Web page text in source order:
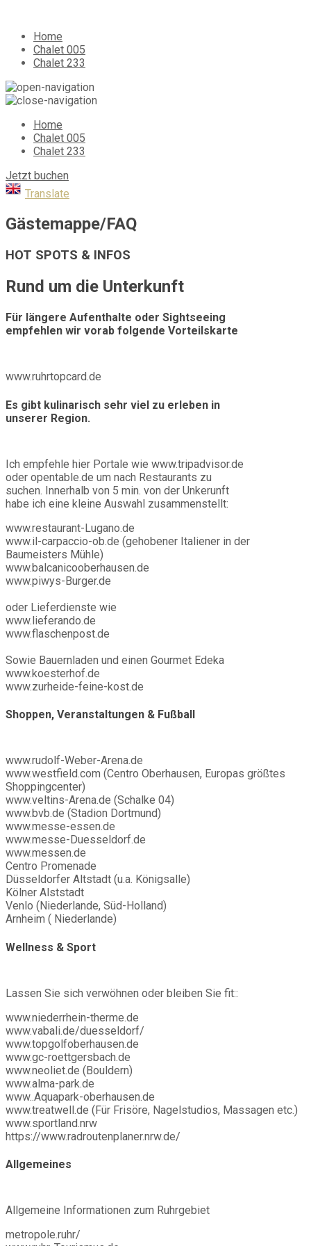
Home
Chalet 005
Chalet 233
Home
Chalet 005
Chalet 233
Jetzt buchen
Translate
Gästemappe/FAQ
HOT SPOTS & INFOS
Rund um die Unterkunft
Für längere Aufenthalte oder Sightseeing
empfehlen wir vorab folgende Vorteilskarte
www.ruhrtopcard.de
Es gibt kulinarisch sehr viel zu erleben in
unserer Region.
Ich empfehle hier Portale wie www.tripadvisor.de
oder opentable.de um nach Restaurants zu
suchen. Innerhalb von 5 min. von der Unkerunft
habe ich eine kleine Auswahl zusammenstellt:
www.restaurant-Lugano.de
www.il-carpaccio-ob.de (gehobener Italiener in der
Baumeisters Mühle)
www.balcanicooberhausen.de
www.piwys-Burger.de
oder Lieferdienste wie
www.lieferando.de
www.flaschenpost.de
Sowie Bauernladen und einen Gourmet Edeka
www.koesterhof.de
www.zurheide-feine-kost.de
Shoppen, Veranstaltungen & Fußball
www.rudolf-Weber-Arena.de
www.westfield.com (Centro Oberhausen, Europas größtes
Shoppingcenter)
www.veltins-Arena.de (Schalke 04)
www.bvb.de (Stadion Dortmund)
www.messe-essen.de
www.messe-Duesseldorf.de
www.messen.de
Centro Promenade
Düsseldorfer Altstadt (u.a. Königsalle)
Kölner Alststadt
Venlo (Niederlande, Süd-Holland)
Arnheim ( Niederlande)
Wellness & Sport
Lassen Sie sich verwöhnen oder bleiben Sie fit::
www.niederrhein-therme.de
www.vabali.de/duesseldorf/
www.topgolfoberhausen.de
www.gc-roettgersbach.de
www.neoliet.de (Bouldern)
www.alma-park.de
www..Aquapark-oberhausen.de
www.treatwell.de (Für Frisöre, Nagelstudios, Massagen etc.)
www.sportland.nrw
https://www.radroutenplaner.nrw.de/
Allgemeines
Allgemeine Informationen zum Ruhrgebiet
metropole.ruhr/